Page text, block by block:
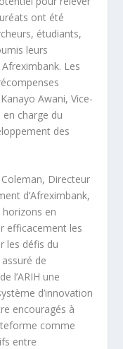
ont été
étudiants,
leurs
Les
Awani, Vice-
en charge du
des
Directeur
d’Afreximbank,
en
efficacement les
les défis du
de
l’ARIH une
d’innovation
encouragés à
comme
entre